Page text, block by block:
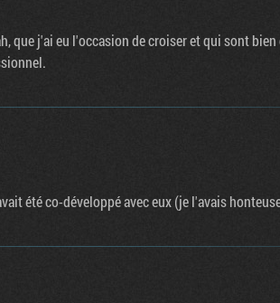
que j'ai eu l'occasion de croiser et qui sont
été co-développé avec eux (je l'avais